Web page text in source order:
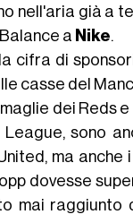
nell'aria già a
a Nike.
cifra di
casse del
dei Reds e
sono
ma anche
dovesse
mai raggiunto